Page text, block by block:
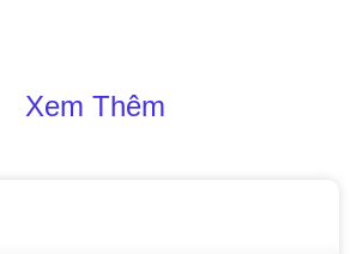
Xem Thêm